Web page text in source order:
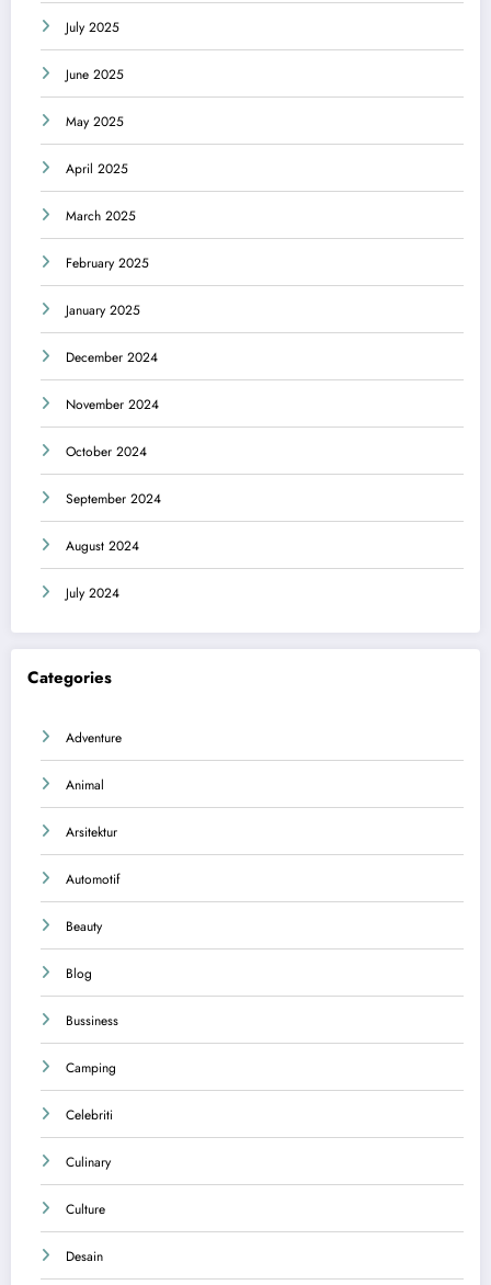
July 2025
June 2025
May 2025
April 2025
March 2025
February 2025
January 2025
December 2024
November 2024
October 2024
September 2024
August 2024
July 2024
Categories
Adventure
Animal
Arsitektur
Automotif
Beauty
Blog
Bussiness
Camping
Celebriti
Culinary
Culture
Desain